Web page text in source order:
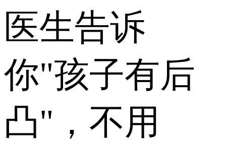
医生告诉
你"孩子有后
凸"，不用